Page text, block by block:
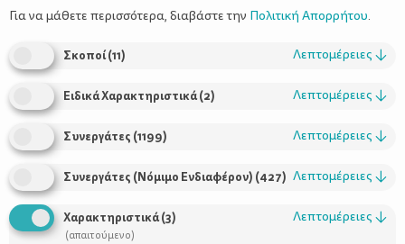
Χρήσιμοι Σύνδεσμοι
Για να μάθετε περισσότερα, διαβάστε την Πολιτική Απορρήτου.
Σκοποί(11) Λεπτομέρειες ↓
Ειδικά Χαρακτηριστικά(2) Λεπτομέρειες ↓
Συνεργάτες (1199) Λεπτομέρειες ↓
Συνεργάτες (Νόμιμο Ενδιαφέρον) (427) Λεπτομέρειες ↓
Χαρακτηριστικά(3)
(απαιτούμενο)
Λεπτομέρειες ↓